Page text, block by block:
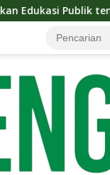
Peran DPD RI